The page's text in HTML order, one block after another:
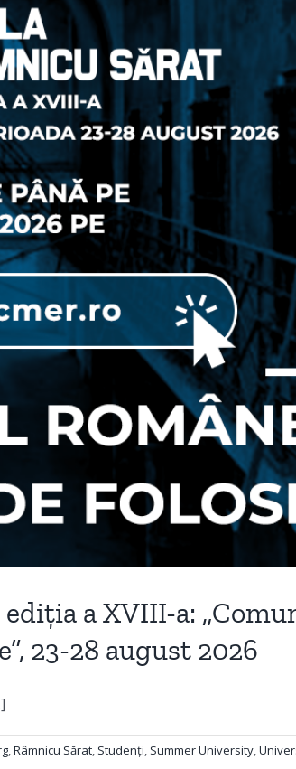
a XVIII-a:
23-28 august 2026
,Râmnicu Sărat, Studenți, Summer University,